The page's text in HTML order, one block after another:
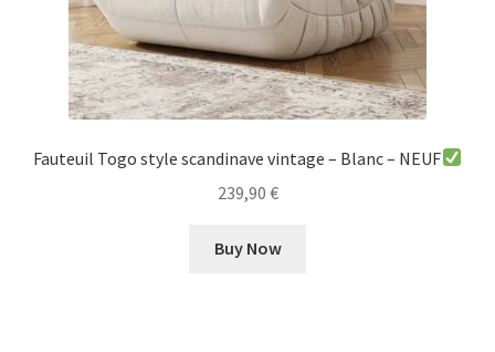
Fauteuil Togo style scandinave vintage – Blanc – NEUF
239,90 €
Buy Now